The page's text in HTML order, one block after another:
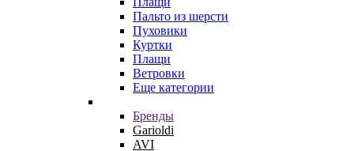
Пальто из шерсти
Пуховики
Куртки
Плащи
Ветровки
Еще категории
Бренды
Garioldi
AVI